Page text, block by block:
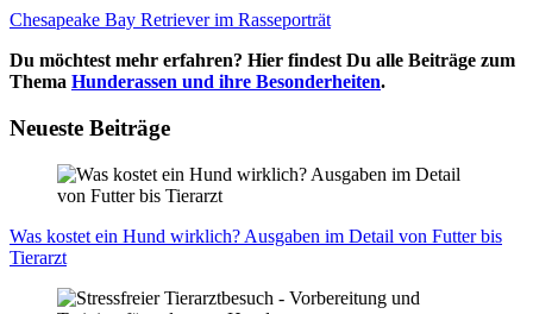
Che­s­apea­ke Bay Retrie­ver im Ras­se­por­trät
Du möchtest mehr erfahren? Hier findest Du alle Beiträge zum
Thema Hunderassen und ihre Besonderheiten.
Neueste Beiträge
Was kos­tet ein Hund wirk­lich? Aus­ga­ben im Detail von Fut­ter bis
Tier­arzt